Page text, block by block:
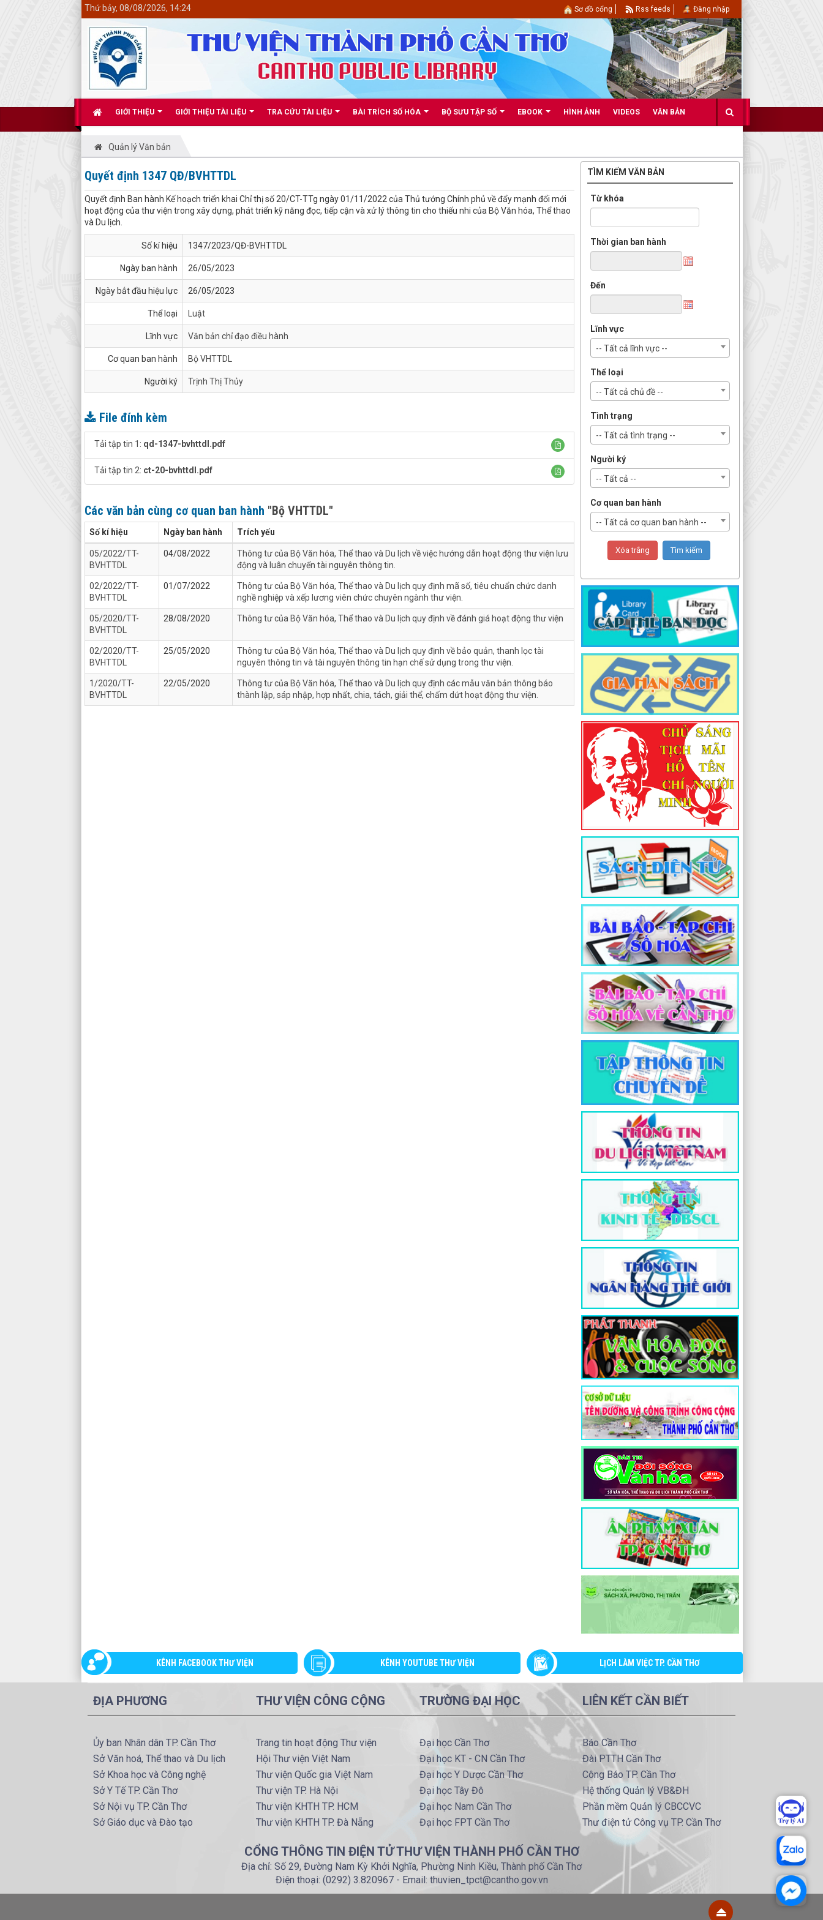
GIỚI THIỆU GIỚI THIỆU TÀI LIỆU TRA CỨU TÀI LIỆU BÀI TRÍCH SỐ HÓA BỘ SƯU TẬP SỐ EBOOK HÌNH ẢNH VIDEOS VĂN BẢN
Thứ bảy, 08/08/2026, 14:24 Sơ đồ cổng Rss feeds Đăng nhập
Quản lý Văn bản
Quyết định 1347 QĐ/BVHTTDL
Quyết định Ban hành Kế hoạch triển khai Chỉ thị số 20/CT-TTg ngày 01/11/2022 của Thủ tướng Chính phủ về đẩy mạnh đổi mới
hoạt động của thư viện trong xây dựng, phát triển kỹ năng đọc, tiếp cận và xử lý thông tin cho thiếu nhi của Bộ Văn hóa, Thể thao
và Du lịch.
Số kí hiệu 1347/2023/QĐ-BVHTTDL
Ngày ban hành 26/05/2023
Ngày bắt đầu hiệu lực 26/05/2023
Thể loại Luật
Lĩnh vực Văn bản chỉ đạo điều hành
Cơ quan ban hành Bộ VHTTDL
Người ký Trịnh Thị Thủy
File đính kèm
Tải tập tin 1: qd-1347-bvhttdl.pdf
Tải tập tin 2: ct-20-bvhttdl.pdf
Các văn bản cùng cơ quan ban hành "Bộ VHTTDL"
Số kí hiệu Ngày ban hành Trích yếu
05/2022/TT-
BVHTTDL
04/08/2022
Thông tư của Bộ Văn hóa, Thể thao và Du lịch về việc hướng dẫn hoạt động thư viện lưu
động và luân chuyển tài nguyên thông tin.
02/2022/TT-
BVHTTDL
01/07/2022
Thông tư của Bộ Văn hóa, Thể thao và Du lịch quy định mã số, tiêu chuẩn chức danh
nghề nghiệp và xếp lương viên chức chuyên ngành thư viện.
05/2020/TT-
BVHTTDL
28/08/2020 Thông tư của Bộ Văn hóa, Thể thao và Du lịch quy định về đánh giá hoạt động thư viện
02/2020/TT-
BVHTTDL
25/05/2020
Thông tư của Bộ Văn hóa, Thể thao và Du lịch quy định về bảo quản, thanh lọc tài
nguyên thông tin và tài nguyên thông tin hạn chế sử dụng trong thư viện.
1/2020/TT-
BVHTTDL
22/05/2020
Thông tư của Bộ Văn hóa, Thể thao và Du lịch quy định các mẫu văn bản thông báo
thành lập, sáp nhập, hợp nhất, chia, tách, giải thể, chấm dứt hoạt động thư viện.
TÌM KIẾM VĂN BẢN
Từ khóa
Thời gian ban hành
Đến
Lĩnh vực
-- Tất cả lĩnh vực --
Thể loại
-- Tất cả chủ đề --
Tình trạng
-- Tất cả tình trạng --
Người ký
-- Tất cả --
Cơ quan ban hành
-- Tất cả cơ quan ban hành --
KÊNH FACEBOOK THƯ VIỆN KÊNH YOUTUBE THƯ VIỆN LỊCH LÀM VIỆC TP. CẦN THƠ
ĐỊA PHƯƠNG
Ủy ban Nhân dân TP. Cần Thơ
Sở Văn hoá, Thể thao và Du lịch
Sở Khoa học và Công nghệ
Sở Y Tế TP. Cần Thơ
Sở Nội vụ TP. Cần Thơ
Sở Giáo dục và Đào tạo
THƯ VIỆN CÔNG CỘNG
Trang tin hoạt động Thư viện
Hội Thư viện Việt Nam
Thư viện Quốc gia Việt Nam
Thư viện TP. Hà Nội
Thư viện KHTH TP. HCM
Thư viện KHTH TP. Đà Nẵng
TRƯỜNG ĐẠI HỌC
Đại học Cần Thơ
Đại học KT - CN Cần Thơ
Đại học Y Dược Cần Thơ
Đại học Tây Đô
Đại học Nam Cần Thơ
Đại học FPT Cần Thơ
LIÊN KẾT CẦN BIẾT
Báo Cần Thơ
Đài PTTH Cần Thơ
Công Báo TP. Cần Thơ
Hệ thống Quản lý VB&ĐH
Phần mềm Quản lý CBCCVC
Thư điện tử Công vụ TP. Cần Thơ
CỔNG THÔNG TIN ĐIỆN TỬ THƯ VIỆN THÀNH PHỐ CẦN THƠ
Địa chỉ: Số 29, Đường Nam Kỳ Khởi Nghĩa, Phường Ninh Kiều, Thành phố Cần Thơ
Điện thoại: (0292) 3.820967 - Email: thuvien_tpct@cantho.gov.vn